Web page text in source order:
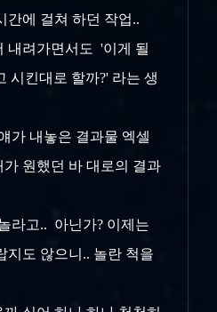
간에 걸쳐 하던 작업..
내려가면서도 '이게 될
시킨대로 할까?' 라는 생
가 내놓은 결과물 엑셀
원했던 바 대로의 결과
라고.. 아닌가? 이제는
지도 않으니.. 놀란 척을